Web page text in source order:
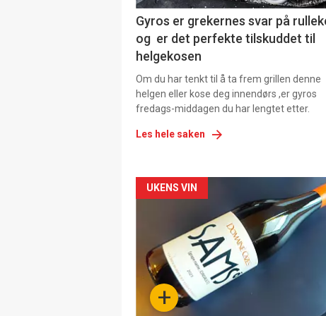
Gyros er grekernes svar på
og er det perfekte tilskuddet til
helgekosen
Om du har tenkt til å ta frem grillen denne
helgen eller kose deg innendørs ,er gyros
fredags-middagen du har lengtet etter.
Les hele saken
Forsiden
akkurat
nå
-
+
UKENS VIN